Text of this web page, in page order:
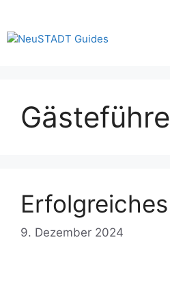
springen
9. Dezember 2024